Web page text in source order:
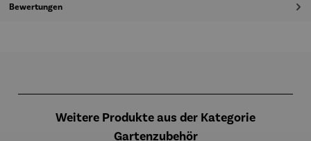
Bewertungen
Weitere Produkte aus der Kategorie
Gartenzubehör